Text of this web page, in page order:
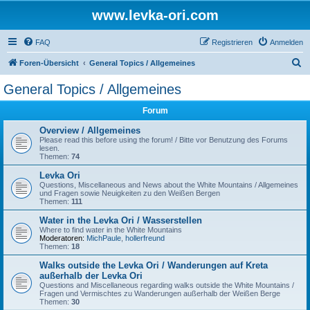
www.levka-ori.com
FAQ Anmelden
Registrieren
Foren-Übersicht General Topics / Allgemeines
General Topics / Allgemeines
Forum
Overview / Allgemeines
Please read this before using the forum! / Bitte vor Benutzung des Forums
lesen.
Themen: 74
Levka Ori
Questions, Miscellaneous and News about the White Mountains / Allgemeines
und Fragen sowie Neuigkeiten zu den Weißen Bergen
Themen: 111
Water in the Levka Ori / Wasserstellen
Where to find water in the White Mountains
Moderatoren: MichPaule hollerfreund
Themen: 18
Walks outside the Levka Ori / Wanderungen auf Kreta
außerhalb der Levka Ori
Questions and Miscellaneous regarding walks outside the White Mountains /
Fragen und Vermischtes zu Wanderungen außerhalb der Weißen Berge
Themen: 30